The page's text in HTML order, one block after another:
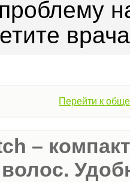
Перейти к
–
волос.